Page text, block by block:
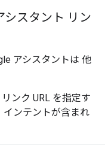
シスタント リン
アシスタントは 他
ンク URL を指定す
インテントが含まれ